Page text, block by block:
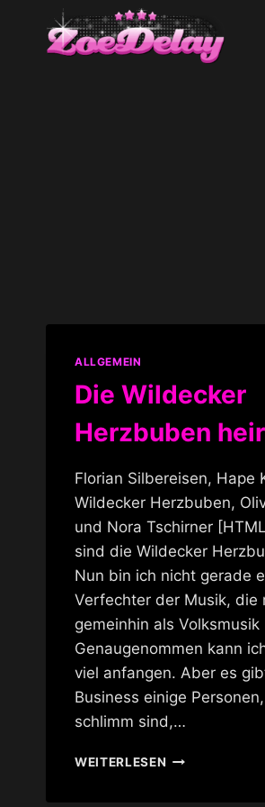
springen
ALLGEMEIN
Die Wildecker
Herzbuben
Florian Silbereisen, Hape
Wildecker Herzbuben,
und Nora Tschirner
sind die Wildecker
Nun bin ich nicht gerade
Verfechter der Musik, die
gemeinhin als
Genaugenommen kann
viel anfangen. Aber es
Business einige
schlimm sind,…
WEITERLESENDIE